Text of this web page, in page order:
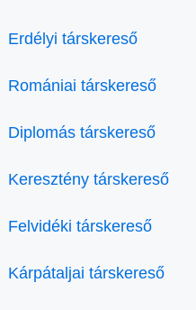
Erdélyi társkereső
Romániai társkereső
Diplomás társkereső
Keresztény társkereső
Felvidéki társkereső
Kárpátaljai társkereső